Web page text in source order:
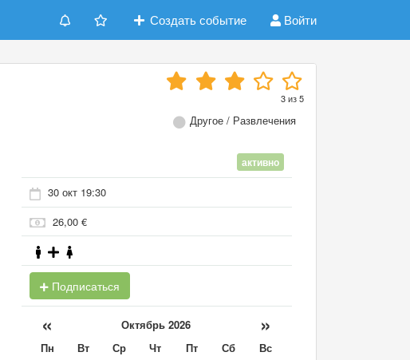
Создать событие Войти
3из5
Другое / Развлечения
активно
30 окт 19:30
26,00 €
Подписаться
« Октябрь 2026 »
Пн Вт Ср Чт Пт Сб
Вс